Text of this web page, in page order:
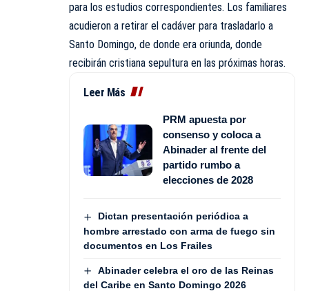
para los estudios correspondientes. Los familiares
acudieron a retirar el cadáver para trasladarlo a
Santo Domingo, de donde era oriunda, donde
recibirán cristiana sepultura en las próximas horas.
Leer Más
PRM apuesta por
consenso y coloca a
Abinader al frente del
partido rumbo a
elecciones de 2028
Dictan presentación periódica a
hombre arrestado con arma de fuego sin
documentos en Los Frailes
Abinader celebra el oro de las Reinas
del Caribe en Santo Domingo 2026